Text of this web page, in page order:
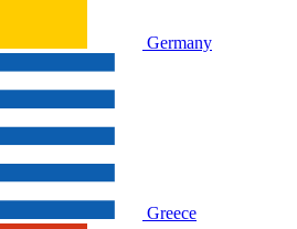
Germany
Greece